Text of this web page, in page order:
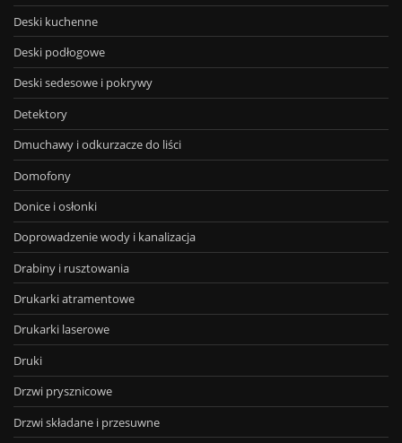
Deski kuchenne
Deski podłogowe
Deski sedesowe i pokrywy
Detektory
Dmuchawy i odkurzacze do liści
Domofony
Donice i osłonki
Doprowadzenie wody i kanalizacja
Drabiny i rusztowania
Drukarki atramentowe
Drukarki laserowe
Druki
Drzwi prysznicowe
Drzwi składane i przesuwne